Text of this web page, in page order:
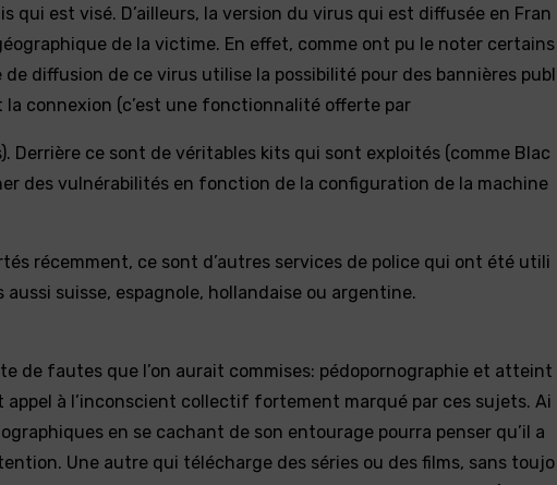
qui est visé. D’ailleurs, la version du virus qui est diffusée en Fran
de la victime. En effet, comme ont pu le noter certains
diffusion de ce virus utilise la possibilité pour des bannières publ
la connexion (c’est une fonctionnalité offerte par
Derrière ce sont de véritables kits qui sont exploités (comme Blac
des vulnérabilités en fonction de la configuration de la machine
récemment, ce sont d’autres services de police qui ont été utili
suisse, espagnole, hollandaise ou argentine.
de fautes que l’on aurait commises: pédopornographie et atteint
appel à l’inconscient collectif fortement marqué par ces sujets. Ai
en se cachant de son entourage pourra penser qu’il a
Une autre qui télécharge des séries ou des films, sans toujo